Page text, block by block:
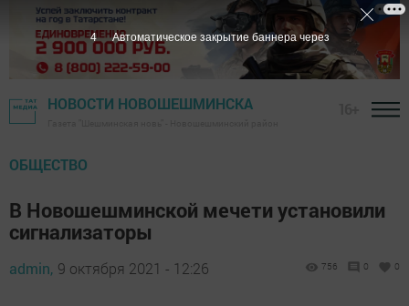
НОВОСТИ НОВОШЕШМИНСКА
ОБЩЕСТВО
В Новошешминской мечети установили
сигнализаторы
admin, 9 октября 2021 - 12:26 756 0 0
3 Автоматическое закрытие баннера через